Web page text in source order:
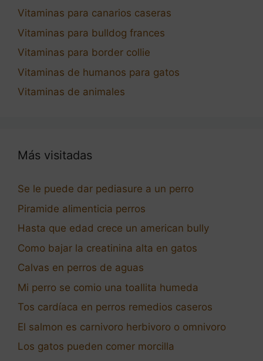
Vitaminas para canarios caseras
Vitaminas para bulldog frances
Vitaminas para border collie
Vitaminas de humanos para gatos
Vitaminas de animales
Más visitadas
Se le puede dar pediasure a un perro
Piramide alimenticia perros
Hasta que edad crece un american bully
Como bajar la creatinina alta en gatos
Calvas en perros de aguas
Mi perro se comio una toallita humeda
Tos cardíaca en perros remedios caseros
El salmon es carnivoro herbivoro o omnivoro
Los gatos pueden comer morcilla